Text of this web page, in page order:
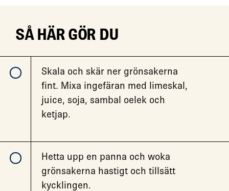
SÅ HÄR GÖR DU
Skala och skär ner grönsakerna
fint. Mixa ingefäran med limeskal,
juice, soja, sambal oelek och
ketjap.
Hetta upp en panna och woka
grönsakerna hastigt och tillsätt
kycklingen.